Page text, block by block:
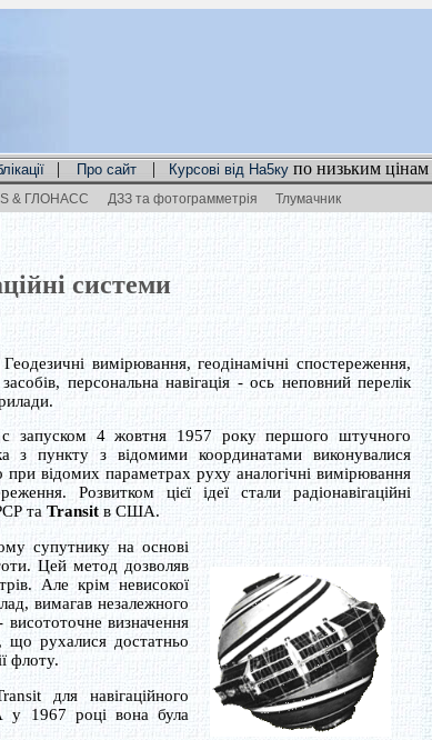
| Про сайт | Курсові від На5ку по низьким цінам
& ГЛОНАСС ДЗЗ та фотограмметрія Тлумачник
системи
вимірювання, геодінамічні спостереження,
персональна навігація - ось неповний перелік
с запуском 4 жовтня 1957 року першого штучного
з пункту з відомими координатами виконувалися
відомих параметрах руху аналогічні вимірювання
Розвитком цієї ідеї стали радіонавігаційні
та Transit в США.
супутнику на основі
Цей метод дозволяв
Але крім невисокої
вимагав незалежного
визначення
рухалися достатньо
флоту.
для навігаційного
у 1967 році вона була